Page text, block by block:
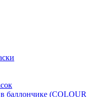
баллончике (COLOUR